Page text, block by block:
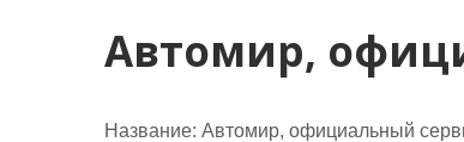
Автомир,
Название: Автомир, официальный